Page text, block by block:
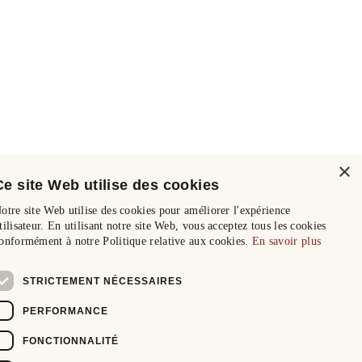
×
site Web utilise des cookies
site Web utilise des cookies pour améliorer l'expérience
En utilisant notre site Web, vous acceptez tous les cookies
à notre Politique relative aux cookies. En savoir plus
STRICTEMENT NÉCESSAIRES
PERFORMANCE
FONCTIONNALITÉ